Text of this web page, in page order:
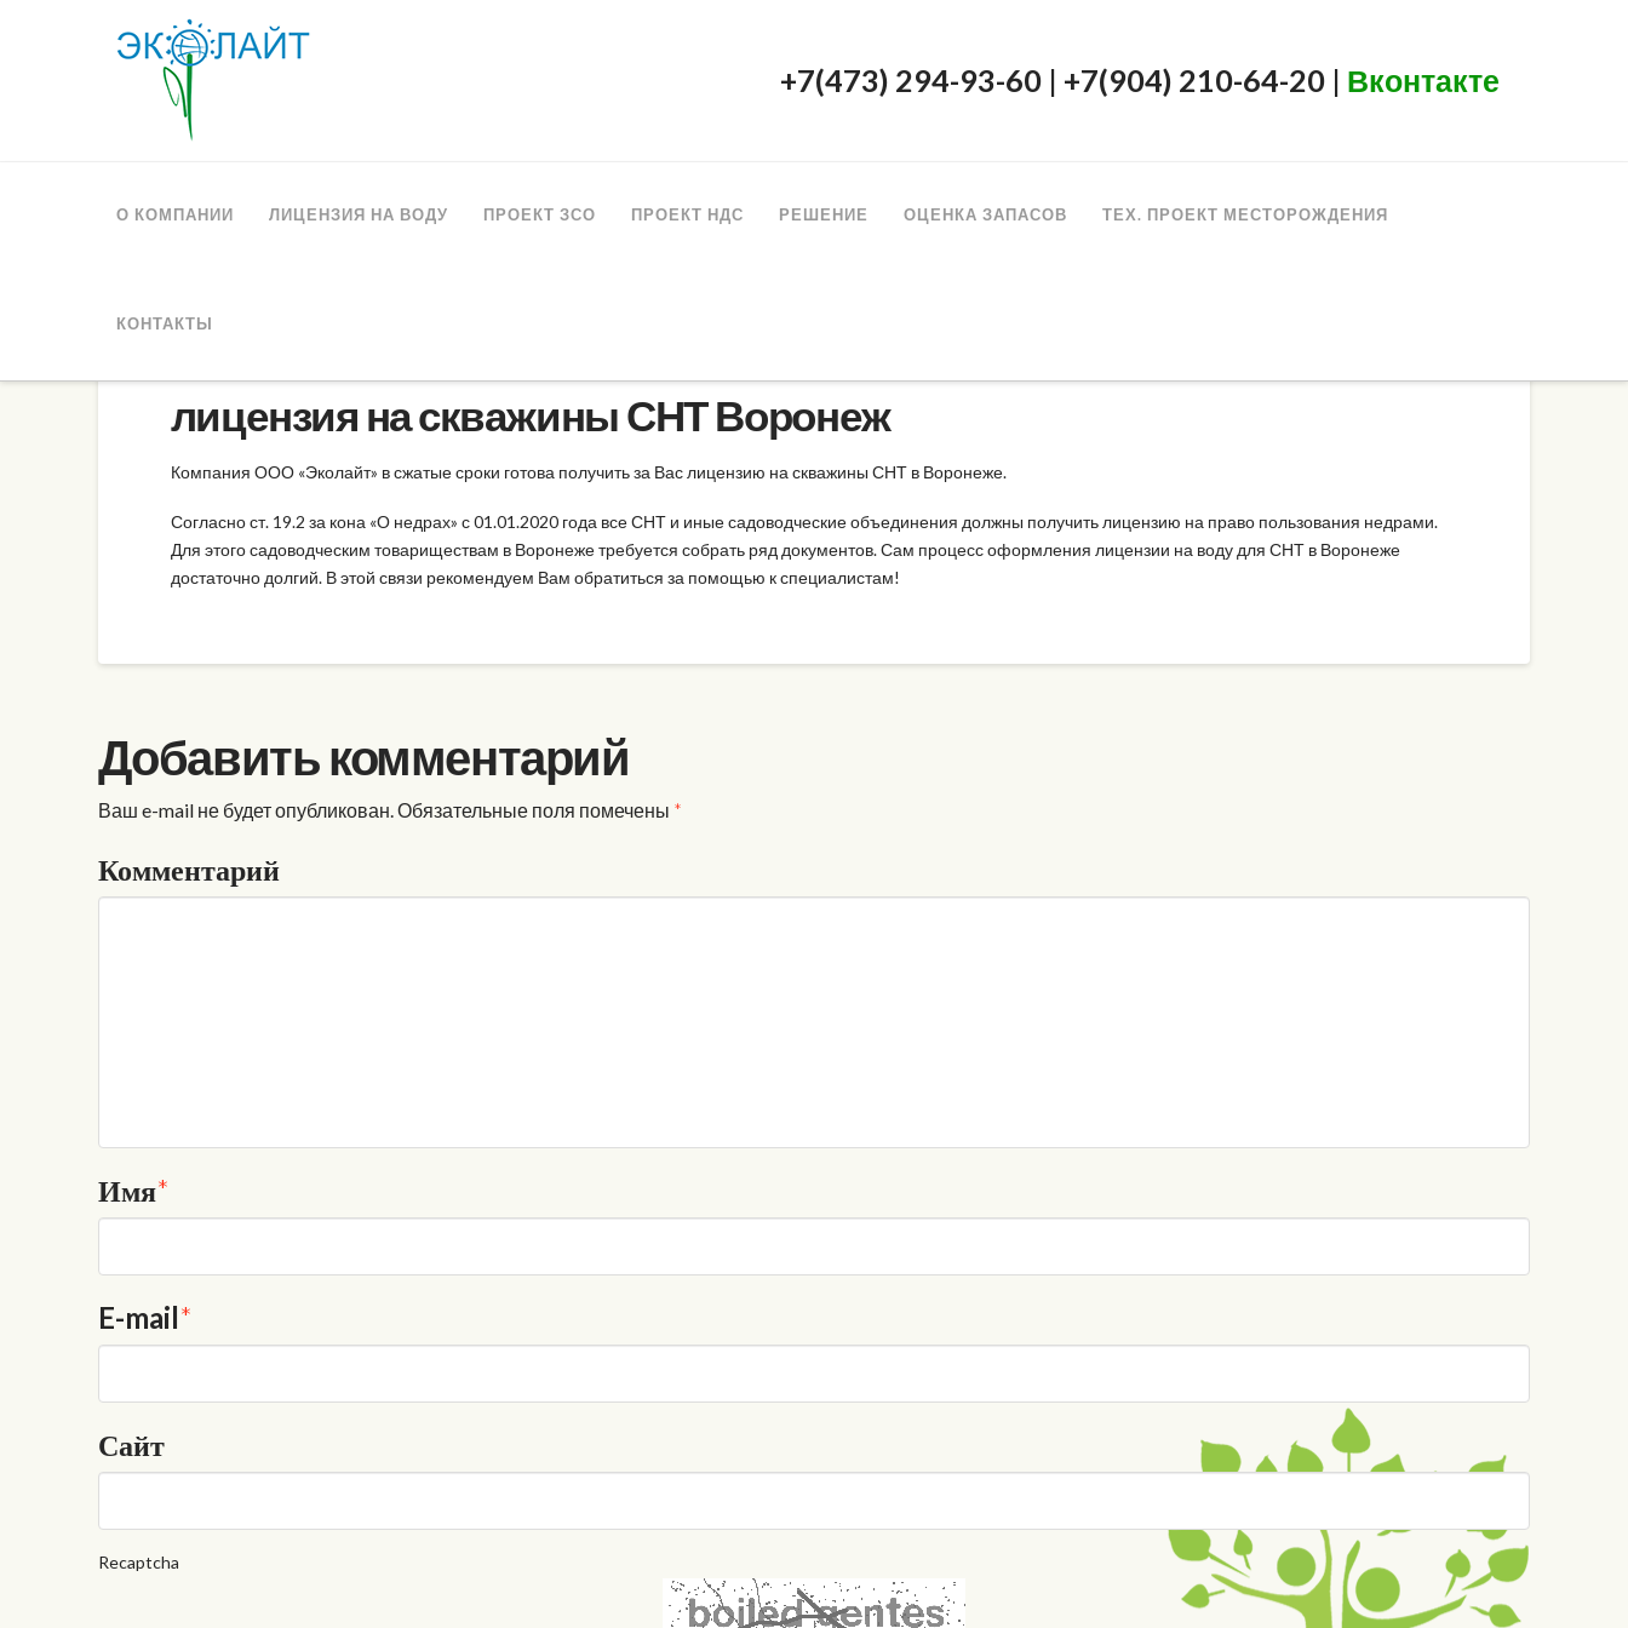
+7(473) 294-93-60 | +7(904) 210-64-20 | Вконтакте
О КОМПАНИИ ЛИЦЕНЗИЯ НА ВОДУ ПРОЕКТ ЗСО ПРОЕКТ НДС РЕШЕНИЕ ОЦЕНКА ЗАПАСОВ ТЕХ. ПРОЕКТ МЕСТОРОЖДЕНИЯ
КОНТАКТЫ
лицензия на скважины СНТ Воронеж
Компания ООО «Эколайт» в сжатые сроки готова получить за Вас лицензию на скважины СНТ в Воронеже.
Согласно ст. 19.2 за кона «О недрах» с 01.01.2020 года все СНТ и иные садоводческие объединения должны получить лицензию на право пользования недрами.
Для этого садоводческим товариществам в Воронеже требуется собрать ряд документов. Сам процесс оформления лицензии на воду для СНТ в Воронеже
достаточно долгий. В этой связи рекомендуем Вам обратиться за помощью к специалистам!
Добавить комментарий
Ваш e-mail не будет опубликован. Обязательные поля помечены *
Комментарий
Имя*
E-mail*
Сайт
Recaptcha